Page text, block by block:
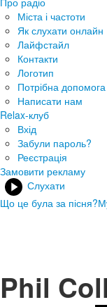
Міста і частоти
Як слухати онлайн
Лайфстайл
Контакти
Логотип
Потрібна допомога
Написати нам
Relax-клуб
Вхід
Забули пароль?
Реєстрація
Замовити рекламу
Слухати
Що це була за пісня?
Phil